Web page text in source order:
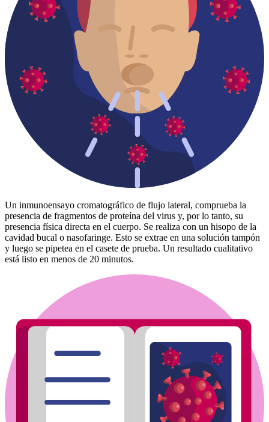
Un inmunoensayo cromatográfico de flujo lateral, comprueba la
presencia de fragmentos de proteína del virus y, por lo tanto, su
presencia física directa en el cuerpo. Se realiza con un hisopo de la
cavidad bucal o nasofaringe. Esto se extrae en una solución tampón
y luego se pipetea en el casete de prueba. Un resultado cualitativo
está listo en menos de 20 minutos.